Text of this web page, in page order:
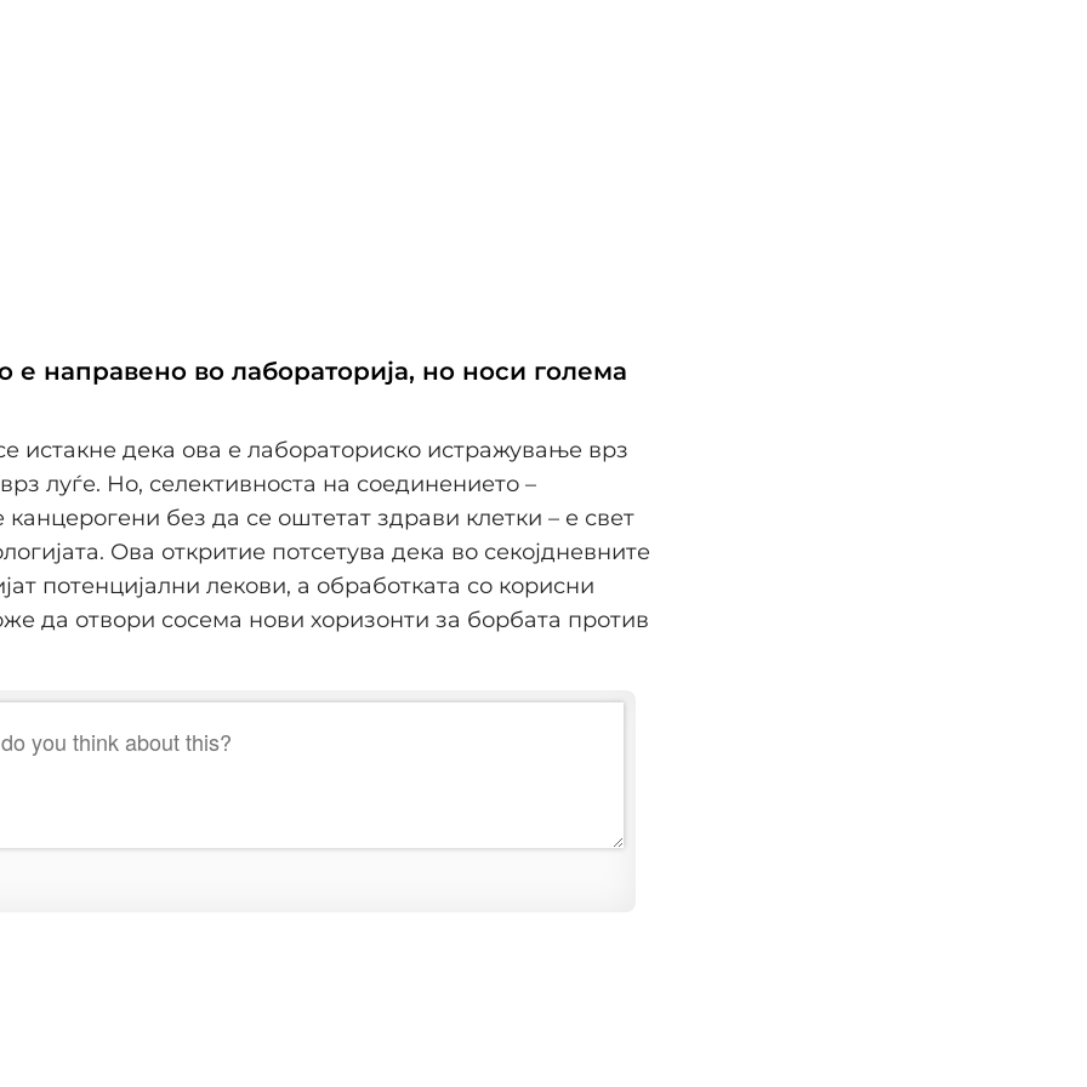
е направено во лабораторија, но носи голема
истакне дека ова е лабораториско истражување врз
луѓе. Но, селективноста на соединението –
без да се оштетат здрави клетки – е свет
Ова откритие потсетува дека во секојдневните
потенцијални лекови, а обработката со корисни
да отвори сосема нови хоризонти за борбата против